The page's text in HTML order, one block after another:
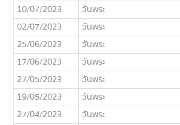
10/07/2023
วันพระ
02/07/2023
วันพระ
25/06/2023
วันพระ
17/06/2023
วันพระ
27/05/2023
วันพระ
19/05/2023
วันพระ
27/04/2023
วันพระ